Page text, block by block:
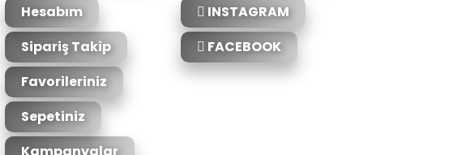
Hesabım
Sipariş Takip
Favorileriniz
Sepetiniz
INSTAGRAM
FACEBOOK